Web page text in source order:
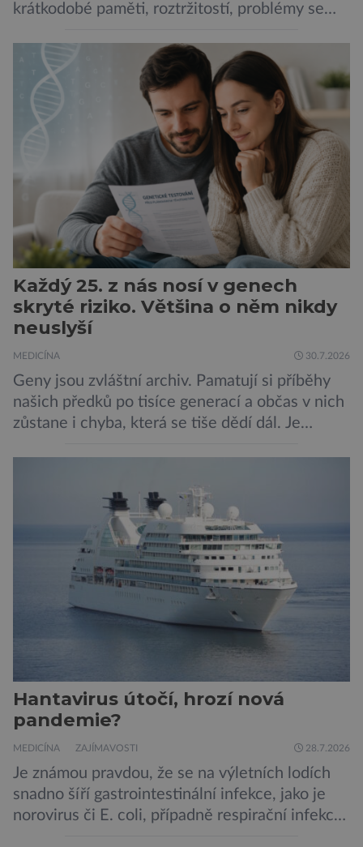
krátkodobé paměti, roztržitostí, problémy se
obtíže byly dlouhou dobu připisovány
nedostatku spánku a stresu při péči o
novorozence. Nyní se však ukazuje, že za tím
stojí změny v mozku vyvolané těhotenstvím!
Poporodní mozková mlha, v angličtině […]
Každý 25. z nás nosí v genech
skryté riziko. Většina o něm nikdy
neuslyší
MEDICÍNA 30.7.2026
Geny jsou zvláštní archiv. Pamatují si příběhy
našich předků po tisíce generací a občas v nich
zůstane i chyba, která se tiše dědí dál. Je
jednou rozhodnout o zdraví jeho dítěte. Právě
to je případ řady dědičných onemocnění,
například cystické fibrózy, […]
Hantavirus útočí, hrozí nová
pandemie?
MEDICÍNA ZAJÍMAVOSTI 28.7.2026
Je známou pravdou, že se na výletních lodích
snadno šíří gastrointestinální infekce, jako je
norovirus či E. coli, případně respirační infekce,